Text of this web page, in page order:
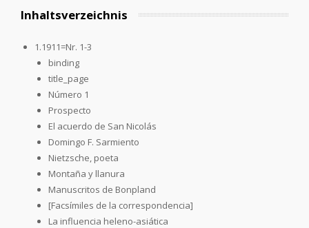
Inhaltsverzeichnis
1.1911=Nr. 1-3
binding
title_page
Número 1
Prospecto
El acuerdo de San Nicolás
Domingo F. Sarmiento
Nietzsche, poeta
Montaña y llanura
Manuscritos de Bonpland
[Facsímiles de la correspondencia]
La influencia heleno-asiática